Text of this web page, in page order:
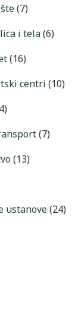
(7)
i tela(6)
(16)
centri (10)
(7)
(13)
ustanove(24)